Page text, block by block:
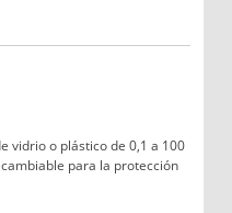
vidrio o plástico de 0,1 a 100
para la protección